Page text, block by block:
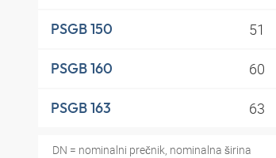
PSGB 150 51
PSGB 160 60
PSGB 163 63
DN = nominalni prečnik, nominalna širina